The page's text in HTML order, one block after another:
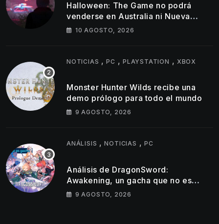
Halloween: The Game no podrá
venderse en Australia ni Nueva
Zelanda
10 AGOSTO, 2026
NOTICIAS ,PC ,PLAYSTATION , XBOX
Monster Hunter Wilds recibe una
demo prólogo para todo el mundo
9 AGOSTO, 2026
ANÁLISIS ,NOTICIAS , PC
Análisis de DragonSword:
Awakening, un gacha que no es
gacha
9 AGOSTO, 2026